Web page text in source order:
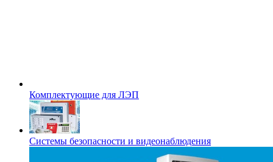
Комплектующие для ЛЭП
Системы безопасности и видеонаблюдения